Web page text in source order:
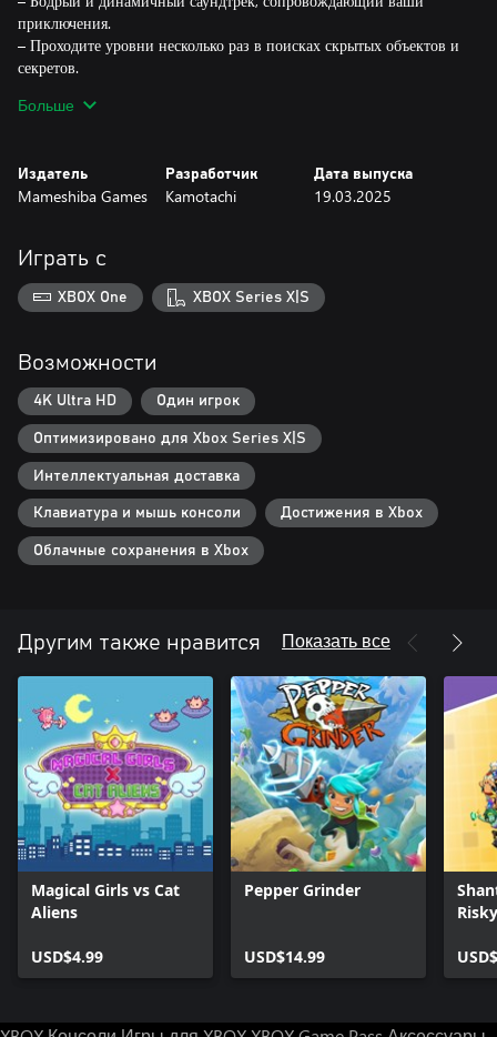
приключения.
– Проходите уровни несколько раз в поисках скрытых объектов и
секретов.
ищете способ спасти человечество.
двумя своими прихвостнями не дадут вам покоя!
Узнайте намерения коварной цивилизации в истории, полной
юмора, драмы, дружбы и драк в стиле классических аниме и
Зачем им было похищать людей?
Что привело их сюда?
Ну и самый главный вопрос: это что, кот-качок?!
Больше
Издатель
Mameshiba Games
Разработчик
Kamotachi
Дата выпуска
19.03.2025
Играть с
XBOX One XBOX Series X|S
Возможности
4K Ultra HD Один игрок
Оптимизировано для Xbox Series X|S
Интеллектуальная доставка
Клавиатура и мышь консоли Достижения в Xbox
Облачные сохранения в Xbox
Другим также нравится Показать все
Magical Girls vs Cat
Aliens
USD$4.99
Pepper Grinder
USD$14.99